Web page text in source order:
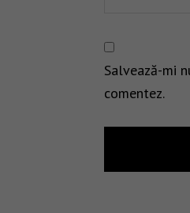
Salvează-mi
comentez.